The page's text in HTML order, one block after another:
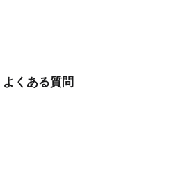
よくある質問